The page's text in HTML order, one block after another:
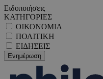
Ειδοποιήσεις
ΚΑΤΗΓΟΡΙΕΣ
ΟΙΚΟΝΟΜΙΑ
ΠΟΛΙΤΙΚΗ
ΕΙΔΗΣΕΙΣ